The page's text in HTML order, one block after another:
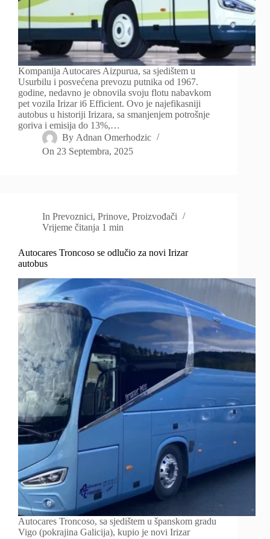
Kompanija Autocares Aizpurua, sa sjedištem u
Usurbilu i posvećena prevozu putnika od 1967.
godine, nedavno je obnovila svoju flotu nabavkom
pet vozila Irizar i6 Efficient. Ovo je najefikasniji
autobus u historiji Irizara, sa smanjenjem potrošnje
goriva i emisija do 13%,…
By Adnan Omerhodzic
On 23 Septembra, 2025
In Prevoznici,Prinove,Proizvođači
Vrijeme čitanja 1 min
Autocares Troncoso se odlučio za novi Irizar
autobus
Autocares Troncoso, sa sjedištem u španskom gradu
Vigo (pokrajina Galicija), kupio je novi Irizar